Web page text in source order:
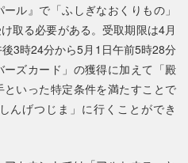
ル』で「ふしぎなおくりもの」
取る必要がある。受取期限は4月
3時24分から5月1日午前5時28分
ズカード」の獲得に加えて「殿
いった特定条件を満たすことで
んげつじま」に行くことができ